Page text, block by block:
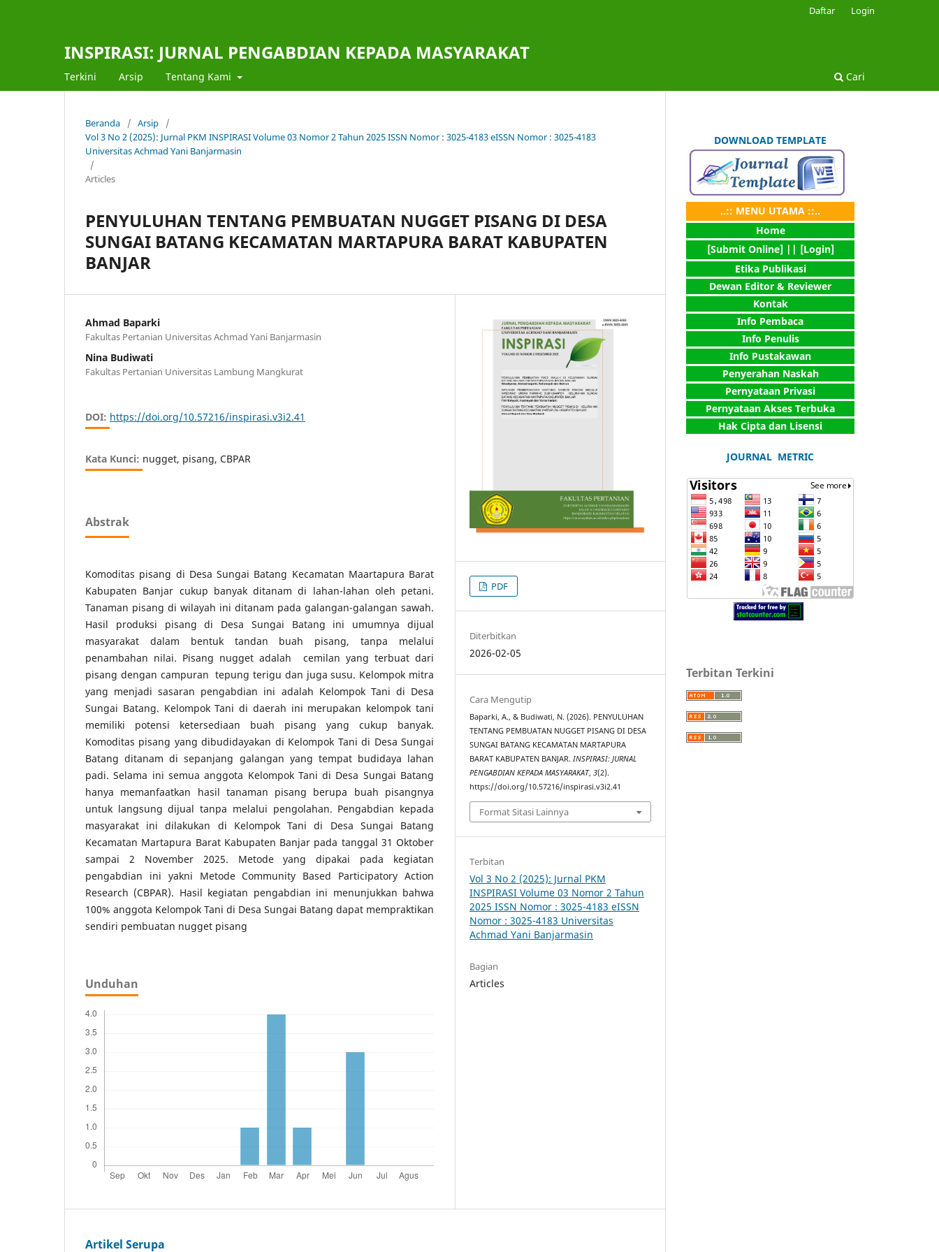
INSPIRASI: JURNAL PENGABDIAN KEPADA MASYARAKAT
Terkini Arsip Tentang Kami Cari
Daftar Login
Beranda / Arsip
/
Vol 3 No 2 (2025): Jurnal PKM INSPIRASI Volume 03 Nomor 2 Tahun 2025 ISSN Nomor : 3025-4183 eISSN Nomor : 3025-4183
Universitas Achmad Yani Banjarmasin
/
Articles
PENYULUHAN TENTANG PEMBUATAN NUGGET PISANG DI DESA
SUNGAI BATANG KECAMATAN MARTAPURA BARAT KABUPATEN
BANJAR
Ahmad Baparki
Fakultas Pertanian Universitas Achmad Yani Banjarmasin
Nina Budiwati
Fakultas Pertanian Universitas Lambung Mangkurat
DOI: https://doi.org/10.57216/inspirasi.v3i2.41
Kata Kunci: nugget, pisang, CBPAR
Abstrak
Komoditas pisang di Desa Sungai Batang Kecamatan Maartapura Barat
Kabupaten Banjar cukup banyak ditanam di lahan-lahan oleh petani.
Tanaman pisang di wilayah ini ditanam pada galangan-galangan sawah.
Hasil produksi pisang di Desa Sungai Batang ini umumnya dijual
masyarakat dalam bentuk tandan buah pisang, tanpa melalui
penambahan nilai. Pisang nugget adalah cemilan yang terbuat dari
pisang dengan campuran tepung terigu dan juga susu. Kelompok mitra
yang menjadi sasaran pengabdian ini adalah Kelompok Tani di Desa
Sungai Batang. Kelompok Tani di daerah ini merupakan kelompok tani
memiliki potensi ketersediaan buah pisang yang cukup banyak.
Komoditas pisang yang dibudidayakan di Kelompok Tani di Desa Sungai
Batang ditanam di sepanjang galangan yang tempat budidaya lahan
padi. Selama ini semua anggota Kelompok Tani di Desa Sungai Batang
hanya memanfaatkan hasil tanaman pisang berupa buah pisangnya
untuk langsung dijual tanpa melalui pengolahan. Pengabdian kepada
masyarakat ini dilakukan di Kelompok Tani di Desa Sungai Batang
Kecamatan Martapura Barat Kabupaten Banjar pada tanggal 31 Oktober
sampai 2 November 2025. Metode yang dipakai pada kegiatan
pengabdian ini yakni Metode Community Based Participatory Action
Research (CBPAR). Hasil kegiatan pengabdian ini menunjukkan bahwa
100% anggota Kelompok Tani di Desa Sungai Batang dapat mempraktikan
sendiri pembuatan nugget pisang
Unduhan
PDF
Diterbitkan
2026-02-05
Cara Mengutip
Baparki, A., & Budiwati, N. (2026). PENYULUHAN
TENTANG PEMBUATAN NUGGET PISANG DI DESA
SUNGAI BATANG KECAMATAN MARTAPURA
BARAT KABUPATEN BANJAR.INSPIRASI: JURNAL
PENGABDIAN KEPADA MASYARAKAT,3(2).
https://doi.org/10.57216/inspirasi.v3i2.41
Format Sitasi Lainnya
Terbitan
Vol 3 No 2 (2025): Jurnal PKM
INSPIRASI Volume 03 Nomor 2 Tahun
2025 ISSN Nomor : 3025-4183 eISSN
Nomor : 3025-4183 Universitas
Achmad Yani Banjarmasin
Bagian
Articles
Artikel Serupa
DOWNLOAD TEMPLATE
..:: MENU UTAMA ::..
Home
[Submit Online] | | [Login]
Etika Publikasi
Dewan Editor & Reviewer
Kontak
Info Pembaca
Info Penulis
Info Pustakawan
Penyerahan Naskah
Pernyataan Privasi
Pernyataan Akses Terbuka
Hak Cipta dan Lisensi
JOURNAL METRIC
Terbitan Terkini